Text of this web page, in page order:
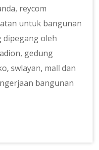
reycom
untuk bangunan
dipegang oleh
gedung
swlayan, mall dan
bangunan